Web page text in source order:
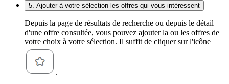
5. Ajouter à votre sélection les offres qui vous intéressent
Depuis la page de résultats de recherche ou depuis le détail
d'une offre consultée, vous pouvez ajouter la ou les offres de
votre choix à votre sélection. Il suffit de cliquer sur l'icône
.